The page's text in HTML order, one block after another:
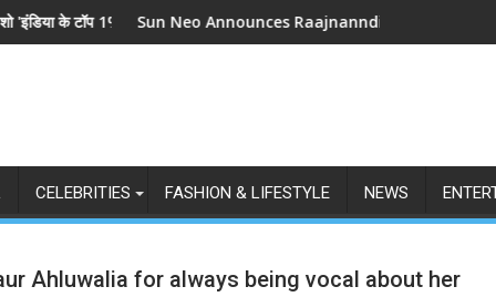
स्टार प्लस और जियोहॉटस्टार पर होगा प्रीमियर
Announces Raajnanndini: A Powerful Story of Revenge and
श्री रामलीला
CELEBRITIES FASHION & LIFESTYLE NEWS
Ahluwalia for always being vocal about her